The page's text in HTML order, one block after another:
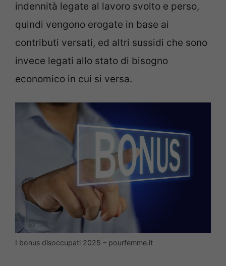
indennità legate al lavoro svolto e perso,
quindi vengono erogate in base ai
contributi versati, ed altri sussidi che sono
invece legati allo stato di bisogno
economico in cui si versa.
I bonus disoccupati 2025 – pourfemme.it